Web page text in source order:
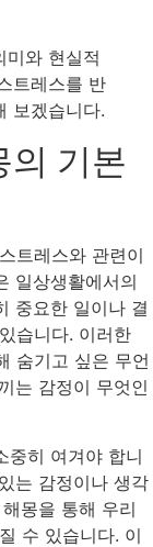
미와 현실적
트레스를 반
보겠습니다.
의 기본
트레스와 관련이
일상생활에서의
중요한 일이나 결
습니다. 이러한
숨기고 싶은 무언
는 감정이 무엇인
중히 여겨야 합니
는 감정이나 생각
몽을 통해 우리
수 있습니다. 이